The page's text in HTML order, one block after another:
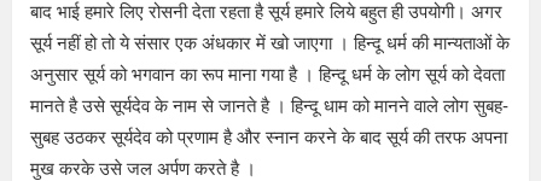
बाद भाई हमारे लिए रोसनी देता रहता है सूर्य हमारे लिये बहुत ही उपयोगी। अगर
सूर्य नहीं हो तो ये संसार एक अंधकार में खो जाएगा । हिन्दू धर्म की मान्यताओं के
अनुसार सूर्य को भगवान का रूप माना गया है । हिन्दू धर्म के लोग सूर्य को देवता
मानते है उसे सूर्यदेव के नाम से जानते है । हिन्दू धाम को मानने वाले लोग सुबह-
सुबह उठकर सूर्यदेव को प्रणाम है और स्नान करने के बाद सूर्य की तरफ अपना
मुख करके उसे जल अर्पण करते है ।